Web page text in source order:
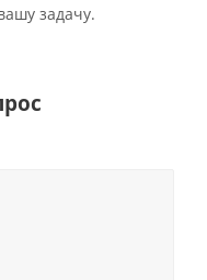
задачу.